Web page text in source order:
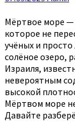
Мёртвое море —
которое не
учёных и
солёное озеро,
Израиля,
невероятным
высокой
Мёртвом море
Давайте